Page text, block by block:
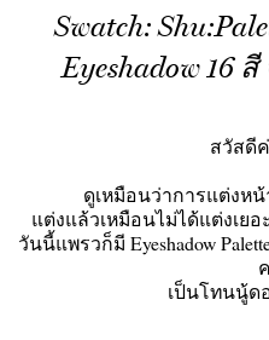
Swatch:
Eyeshadow 16
สวัสดี
ดูเหมือนว่าการแต่งห
แต่งแล้วเหมือนไม่ได้แต่งเย
วันนี้แพรวก็มี Eyeshadow
เป็นโทนนู้ด